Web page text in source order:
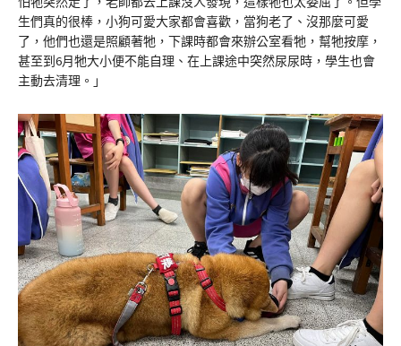
生們真的很棒，小狗可愛大家都會喜歡，當狗老了、沒那麼可愛
了，他們也還是照顧著牠，下課時都會來辦公室看牠，幫牠按摩，
甚至到6月牠大小便不能自理、在上課途中突然尿尿時，學生也會
主動去清理。」